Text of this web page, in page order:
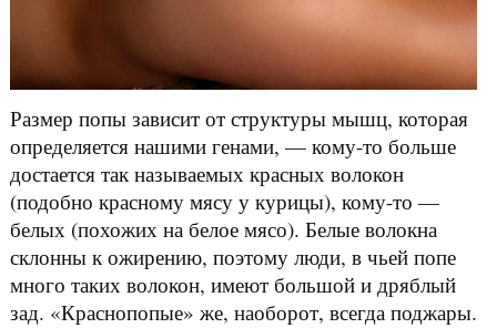
Размер попы зависит от структуры мышц, которая
определяется нашими генами, — кому-то больше
достается так называемых красных волокон
(подобно красному мясу у курицы), кому-то —
белых (похожих на белое мясо). Белые волокна
склонны к ожирению, поэтому люди, в чьей попе
много таких волокон, имеют большой и дряблый
зад. «Краснопопые» же, наоборот, всегда поджары.